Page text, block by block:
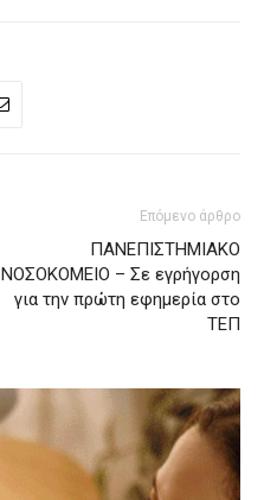
Επόμενο άρθρο
ΠΑΝΕΠΙΣΤΗΜΙΑΚΟ
ΝΟΣΟΚΟΜΕΙΟ – Σε εγρήγορση
για την πρώτη εφημερία στο
ΤΕΠ